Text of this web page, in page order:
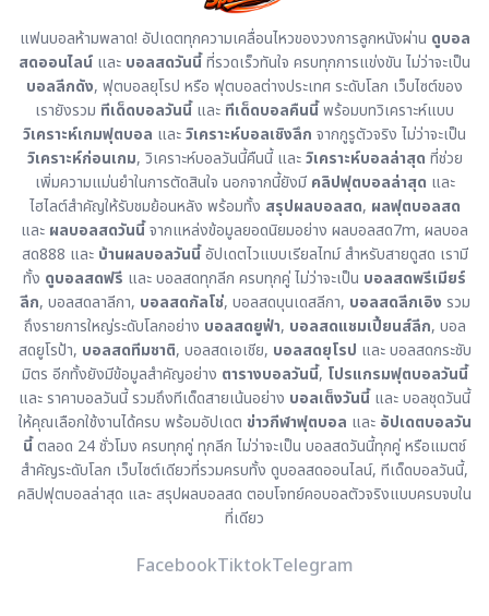
แฟนบอลห้ามพลาด! อัปเดตทุกความเคลื่อนไหวของวงการลูกหนังผ่าน ดูบอล
สดออนไลน์ และ บอลสดวันนี้ที่รวดเร็วทันใจ ครบทุกการแข่งขัน ไม่ว่าจะเป็น
บอลลีกดัง, ฟุตบอลยุโรป หรือ ฟุตบอลต่างประเทศ ระดับโลก เว็บไซต์ของ
เรายังรวม ทีเด็ดบอลวันนี้ และ ทีเด็ดบอลคืนนี้พร้อมบทวิเคราะห์แบบ
วิเคราะห์เกมฟุตบอล และวิเคราะห์บอลเชิงลึก จากกูรูตัวจริง ไม่ว่าจะเป็น
วิเคราะห์ก่อนเกม, วิเคราะห์บอลวันนี้คืนนี้ และวิเคราะห์บอลล่าสุด ที่ช่วย
เพิ่มความแม่นยำในการตัดสินใจ นอกจากนี้ยังมี คลิปฟุตบอลล่าสุด และ
ไฮไลต์สำคัญให้รับชมย้อนหลัง พร้อมทั้ง สรุปผลบอลสด, ผลฟุตบอลสด
และ ผลบอลสดวันนี้จากแหล่งข้อมูลยอดนิยมอย่าง ผลบอลสด7m, ผลบอล
สด888 และ บ้านผลบอลวันนี้อัปเดตไวแบบเรียลไทม์ สำหรับสายดูสด เรามี
ทั้ง ดูบอลสดฟรี และ บอลสดทุกลีก ครบทุกคู่ ไม่ว่าจะเป็น บอลสดพรีเมียร์
ลีก, บอลสดลาลีกา, บอลสดกัลโช่, บอลสดบุนเดสลีกา, บอลสดลีกเอิง รวม
ถึงรายการใหญ่ระดับโลกอย่าง บอลสดยูฟ่า, บอลสดแชมเปี้ยนส์ลีก, บอล
สดยูโรป้า, บอลสดทีมชาติ, บอลสดเอเชีย, บอลสดยุโรป และ บอลสดกระชับ
มิตร อีกทั้งยังมีข้อมูลสำคัญอย่าง ตารางบอลวันนี้, โปรแกรมฟุตบอลวันนี้
และ ราคาบอลวันนี้ รวมถึงทีเด็ดสายเน้นอย่าง บอลเต็งวันนี้ และ บอลชุดวันนี้
ให้คุณเลือกใช้งานได้ครบ พร้อมอัปเดต ข่าวกีฬาฟุตบอล และ อัปเดตบอลวัน
นี้ตลอด 24 ชั่วโมง ครบทุกคู่ ทุกลีก ไม่ว่าจะเป็น บอลสดวันนี้ทุกคู่ หรือแมตช์
สำคัญระดับโลก เว็บไซต์เดียวที่รวมครบทั้ง ดูบอลสดออนไลน์, ทีเด็ดบอลวันนี้,
คลิปฟุตบอลล่าสุด และ สรุปผลบอลสด ตอบโจทย์คอบอลตัวจริงแบบครบจบใน
ที่เดียว
FacebookTiktokTelegram